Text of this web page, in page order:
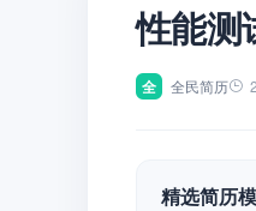
性能测
全 全民简历
精选简历